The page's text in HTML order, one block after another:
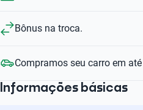
Bônus na troca.
Compramos seu carro em
Informações básicas